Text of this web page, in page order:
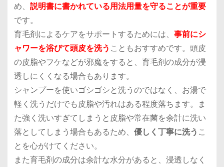
め、 説明書に書かれている用法用量を守ることが重要
です。
育毛剤によるケアをサポートするためには、 事前にシ
ャワーを浴びて頭皮を洗う こともおすすめです。頭皮
の皮脂やフケなどが邪魔をすると、育毛剤の成分が浸
透しにくくなる場合もあります。
シャンプーを使いゴシゴシと洗うのではなく、お湯で
軽く洗うだけでも皮脂や汚れはある程度落ちます。ま
た強く洗いすぎてしまうと皮脂や常在菌を余計に洗い
落としてしまう場合もあるため、 優しく丁寧に洗う こ
とを心がけてください。
また育毛剤の成分は余計な水分があると、浸透しなく